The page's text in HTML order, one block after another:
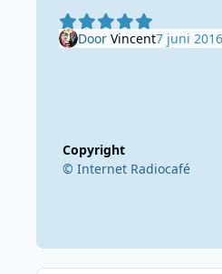
Door Vincent7 juni 2016
Copyright
© Internet Radiocafé